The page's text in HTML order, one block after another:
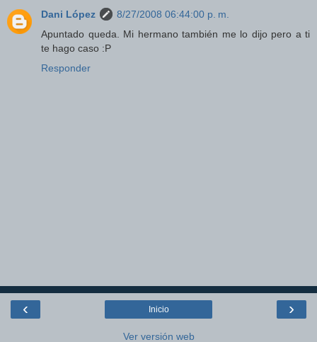
Dani López
8/27/2008 06:44:00 p. m.
Apuntado queda. Mi hermano también me lo dijo pero a ti
te hago caso :P
Responder
‹ ›
Inicio
Ver versión web